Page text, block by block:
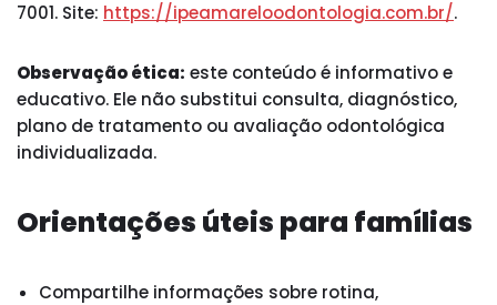
7001. Site: https://ipeamareloodontologia.com.br/.
Observação ética: este conteúdo é informativo e
educativo. Ele não substitui consulta, diagnóstico,
plano de tratamento ou avaliação odontológica
individualizada.
Orientações úteis para famílias
Compartilhe informações sobre rotina,